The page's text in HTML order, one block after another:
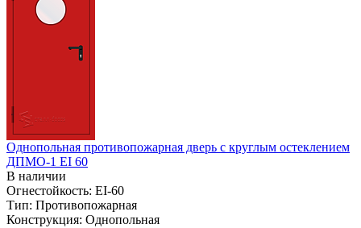
Однопольная противопожарная дверь с круглым остеклением
ДПМО-1 EI 60
В наличии
Огнестойкость: EI-60
Тип: Противопожарная
Конструкция: Однопольная